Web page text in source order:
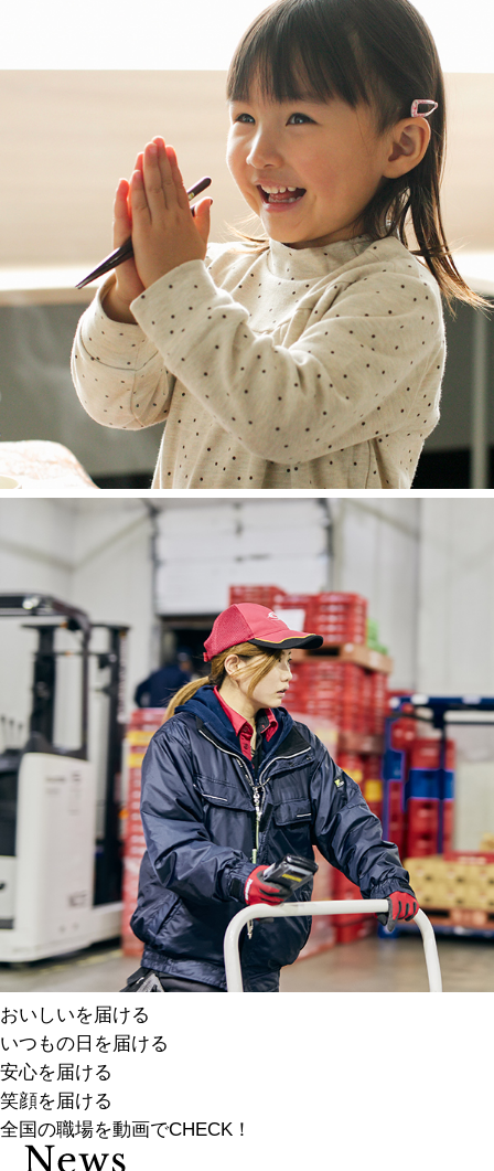
おいしいを届ける
いつもの日を届ける
安心を届ける
笑顔を届ける
全国の職場を動画でCHECK！